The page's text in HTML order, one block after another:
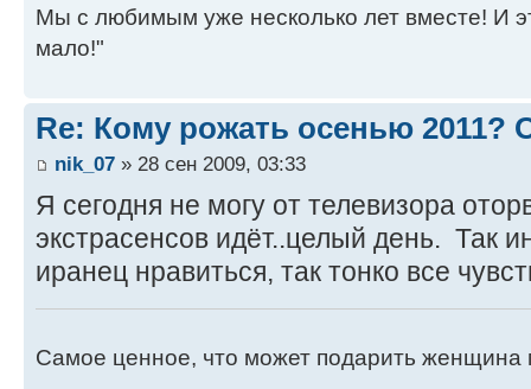
Мы с любимым уже несколько лет вместе! И
мало!"
Re: Кому рожать осенью 2011?
nik_07 » 28 сен 2009, 03:33
Я сегодня не могу от телевизора
экстрасенсов идёт..целый день. Так
иранец нравиться, так тонко все
Самое ценное, что может подарить женщина